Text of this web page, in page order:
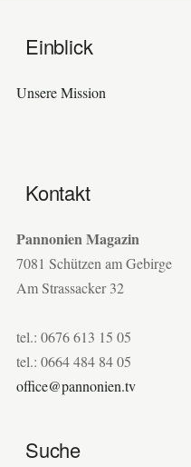
Einblick
Unsere Mission
Kontakt
Pannonien Magazin
7081 Schützen am Gebirge
Am Strassacker 32
tel.: 0676 613 15 05
tel.: 0664 484 84 05
office@pannonien.tv
Suche